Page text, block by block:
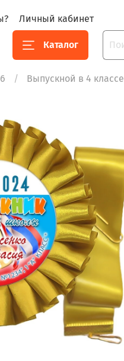
Личный кабинет
Каталог
Выпускной в 4 классе